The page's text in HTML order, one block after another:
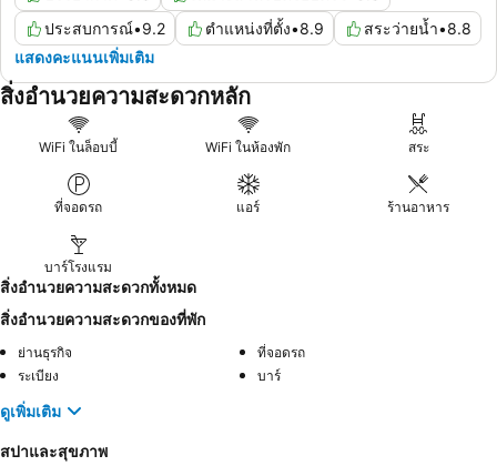
ประสบการณ์•9.2 ตำแหน่งที่ตั้ง•8.9 สระว่ายน้ำ•8.8
แสดงคะแนนเพิ่มเติม
สิ่งอำนวยความสะดวกหลัก
WiFi ในล็อบบี้ WiFi ในห้องพัก สระ
ที่จอดรถ แอร์ ร้านอาหาร
บาร์โรงแรม
สิ่งอำนวยความสะดวกทั้งหมด
สิ่งอำนวยความสะดวกของที่พัก
ย่านธุรกิจ
ที่จอดรถ
ระเบียง
บาร์
ดูเพิ่มเติม
สปาและสุขภาพ